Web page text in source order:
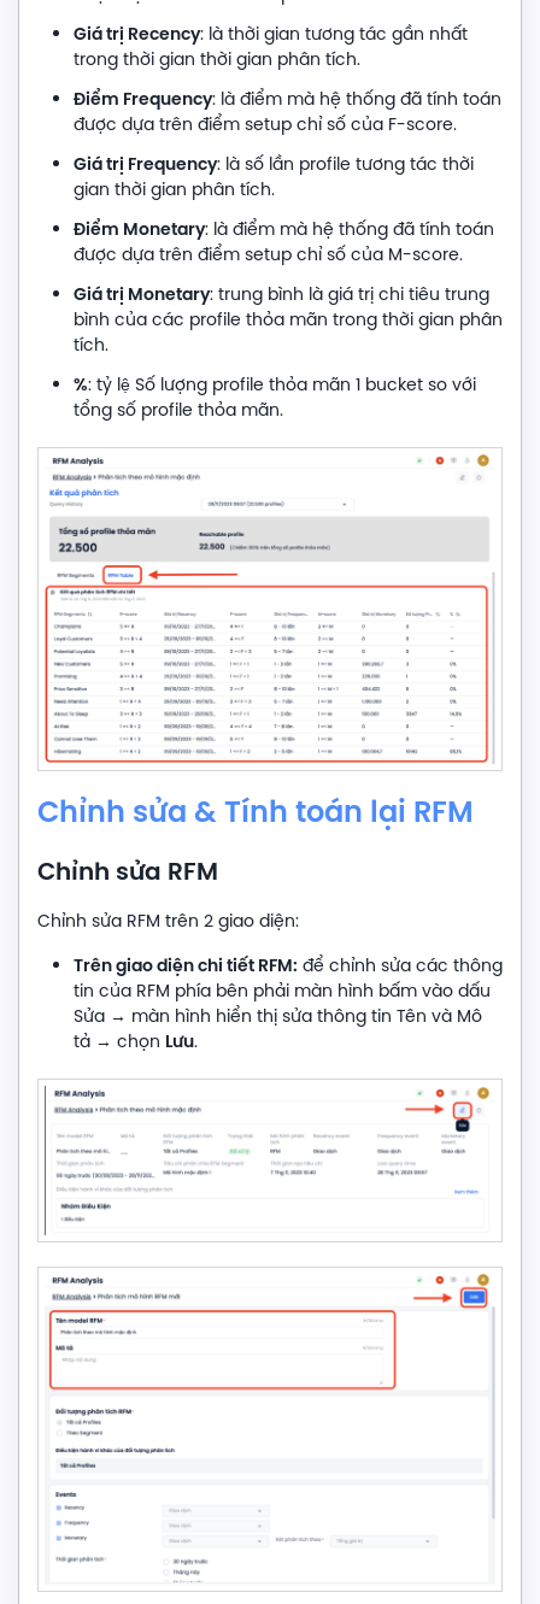
Giá trị Recency: là thời gian tương tác gần nhất
trong thời gian thời gian phân tích.
Điểm Frequency: là điểm mà hệ thống đã tính toán
được dựa trên điểm setup chỉ số của F-score.
Giá trị Frequency: là số lần profile tương tác thời
gian thời gian phân tích.
Điểm Monetary: là điểm mà hệ thống đã tính toán
được dựa trên điểm setup chỉ số của M-score.
Giá trị Monetary: trung bình là giá trị chi tiêu trung
bình của các profile thỏa mãn trong thời gian phân
tích.
%: tỷ lệ Số lượng profile thỏa mãn 1 bucket so với
tổng số profile thỏa mãn.
Chỉnh sửa & Tính toán lại RFM
Chỉnh sửa RFM
Chỉnh sửa RFM trên 2 giao diện:
Trên giao diện chi tiết RFM: để chỉnh sửa các thông
tin của RFM phía bên phải màn hình bấm vào dấu
Sửa → màn hình hiển thị sửa thông tin Tên và Mô
tả → chọn Lưu.